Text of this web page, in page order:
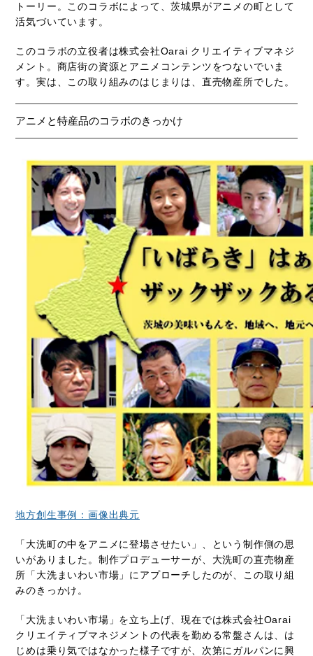
トーリー。このコラボによって、茨城県がアニメの町として
活気づいています。
このコラボの立役者は株式会社Oarai クリエイティブマネジ
メント。商店街の資源とアニメコンテンツをつないでいま
す。実は、この取り組みのはじまりは、直売物産所でした。
アニメと特産品のコラボのきっかけ
地方創生事例：画像出典元
「大洗町の中をアニメに登場させたい」、という制作側の思
いがありました。制作プロデューサーが、大洗町の直売物産
所「大洗まいわい市場」にアプローチしたのが、この取り組
みのきっかけ。
「大洗まいわい市場」を立ち上げ、現在では株式会社Oarai
クリエイティブマネジメントの代表を勤める常盤さんは、は
じめは乗り気ではなかった様子ですが、次第にガルパンに興